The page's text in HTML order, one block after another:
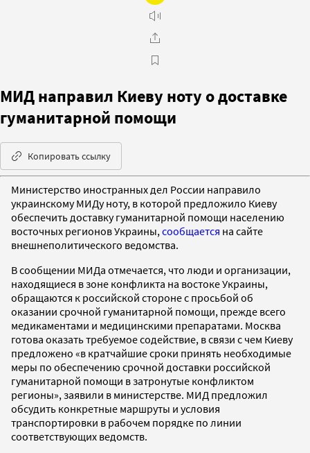
МИД направил Киеву ноту о доставке
гуманитарной помощи
Копировать ссылку
Министерство иностранных дел России направило
украинскому МИДу ноту, в которой предложило Киеву
обеспечить доставку гуманитарной помощи населению
восточных регионов Украины, сообщается на сайте
внешнеполитического ведомства.
В сообщении МИДа отмечается, что люди и организации,
находящиеся в зоне конфликта на востоке Украины,
обращаются к российской стороне с просьбой об
оказании срочной гуманитарной помощи, прежде всего
медикаментами и медицинскими препаратами. Москва
готова оказать требуемое содействие, в связи с чем Киеву
предложено «в кратчайшие сроки принять необходимые
меры по обеспечению срочной доставки российской
гуманитарной помощи в затронутые конфликтом
регионы», заявили в министерстве. МИД предложил
обсудить конкретные маршруты и условия
транспортировки в рабочем порядке по линии
соответствующих ведомств.